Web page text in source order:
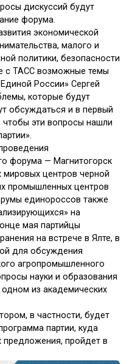
дискуссий будут
форума.
экономической
малого и
политики, безопасности
с ТАСС возможные темы
России» Сергей
которые будут
обсуждаться и в первый
эти вопросы нашли
форума — Магнитогорск
мировых центров черной
промышленных центров
единороссов также
на
мая партийцы
на встрече в Ялте, в
для обсуждения
агропромышленного
науки и образования
из академических
в частности, будет
партии, куда
пройдет в